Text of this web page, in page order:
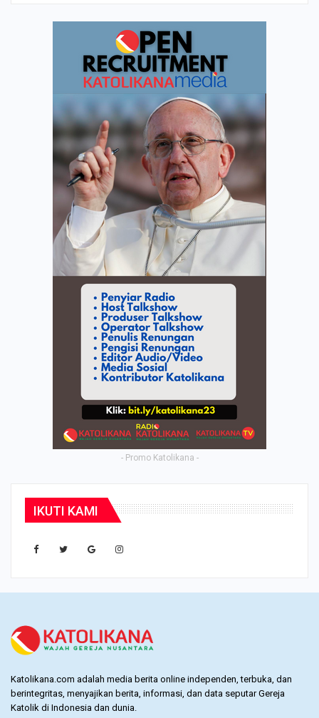
- Promo Katolikana -
IKUTI KAMI
Katolikana.com adalah media berita online independen, terbuka, dan
berintegritas, menyajikan berita, informasi, dan data seputar Gereja
Katolik di Indonesia dan dunia.